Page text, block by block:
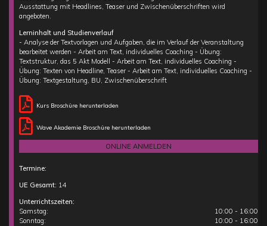
Ausstattung mit Headlines, Teaser und Zwischenüberschriften wird
angeboten.
Lerninhalt und Studienverlauf
- Analyse der Textvorlagen und Aufgaben, die im Verlauf der Veranstaltung
bearbeitet werden - Arbeit am Text, individuelles Coaching - Übung:
Textstruktur, das 5 Akt Modell - Arbeit am Text, individuelles Coaching -
Übung: Texten von Headline, Teaser - Arbeit am Text, individuelles Coaching -
Übung: Textgestaltung, BU, Zwischenüberschrift
Kurs Broschüre herunterladen
Wave Akademie Broschüre herunterladen
ONLINE ANMELDEN
Termine:
UE Gesamt: 14
Unterrichtszeiten:
Samstag:
10:00 - 16:00
Sonntag:
10:00 - 16:00